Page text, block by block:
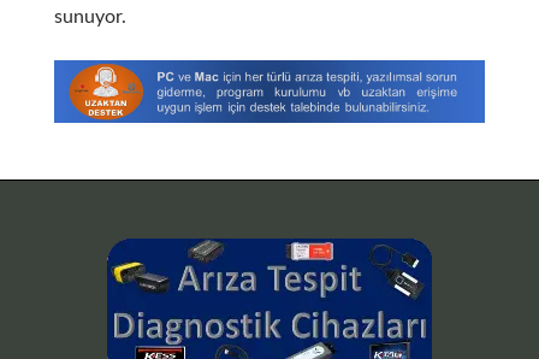
sunuyor.